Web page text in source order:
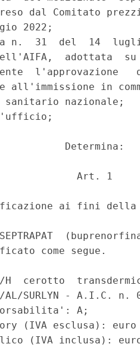
dal Comitato
2022;
n.  31  del  14
adottata
all'immissione in
sanitario nazionale;
Determina:
Art. 1
ai fini
come segue.
H  cerotto
AL/SURLYN - A.I.C.
A;
(IVA esclusa):
(IVA inclusa):